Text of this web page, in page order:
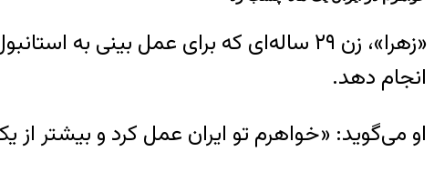
«زهرا»، زن ۲۹ ساله‌ای که برای عمل
انجام دهد.
او می‌گوید: «خواهرم تو ایران عمل کرد و بیشتر